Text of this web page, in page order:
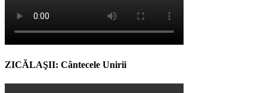
ZICĂLAŞII: Cântecele Unirii